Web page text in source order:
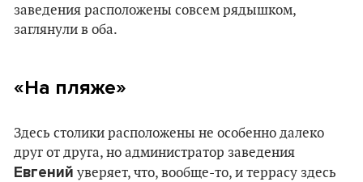
заведения расположены совсем рядышком,
заглянули в оба.
«На пляже»
Здесь столики расположены не особенно далеко
друг от друга, но администратор заведения
Евгений уверяет, что, вообще-то, и террасу здесь